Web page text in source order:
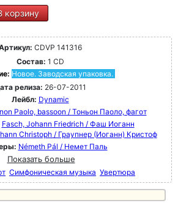
корзину
CDVP 141316
Состав: 1 CD
Новое. Заводская упаковка.
релиза: 26-07-2011
Лейбл: Dynamic
Paolo, bassoon / Тоньон Паоло, фагот
Fasch, Johann Friedrich / Фаш Иоганн
Christoph / Граупнер (Иоганн) Кристоф
Németh Pál / Немет Паль
Показать больше
Симфоническая музыка Увертюра